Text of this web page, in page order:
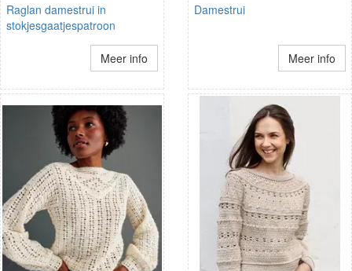
Raglan damestrui in
stokjesgaatjespatroon
Meer info
Damestrui
Meer info